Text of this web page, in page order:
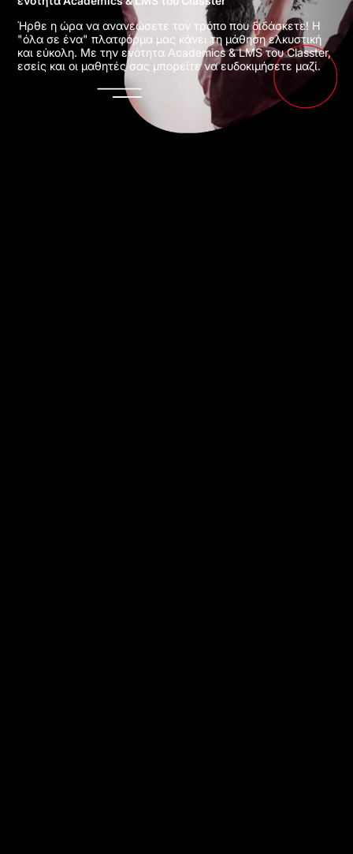
Ήρθε η ώρα να ανανεώσετε τον τρόπο που διδάσκετε! Η
"όλα σε ένα" πλατφόρμα μας κάνει τη μάθηση ελκυστική
και εύκολη. Με την ενότητα Academics & LMS του Classter,
εσείς και οι μαθητές σας μπορείτε να ευδοκιμήσετε μαζί.